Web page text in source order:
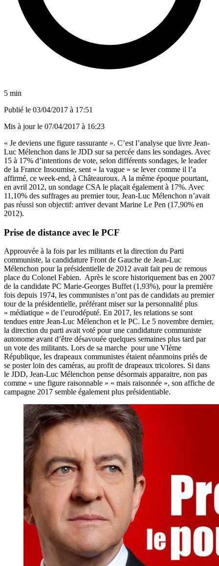
5 min
Publié le 03/04/2017 à 17:51
Mis à jour le 07/04/2017 à 16:23
« Je deviens une figure rassurante ». C’est l’analyse que livre Jean-
Luc Mélenchon dans le JDD sur sa percée dans les sondages. Avec
15 à 17% d’intentions de vote, selon différents sondages, le leader
de la France Insoumise, sent « la vague » se lever comme il l’a
affirmé, ce week-end, à Châteauroux. A la même époque pourtant,
en avril 2012, un sondage CSA le plaçait également à 17%. Avec
11,10% des suffrages au premier tour, Jean-Luc Mélenchon n’avait
pas réussi son objectif: arriver devant Marine Le Pen (17,90% en
2012).
Prise de distance avec le PCF
Approuvée à la fois par les militants et la direction du Parti
communiste, la candidature Front de Gauche de Jean-Luc
Mélenchon pour la présidentielle de 2012 avait fait peu de remous
place du Colonel Fabien. Après le score historiquement bas en 2007
de la candidate PC Marie-Georges Buffet (1,93%), pour la première
fois depuis 1974, les communistes n’ont pas de candidats au premier
tour de la présidentielle, préférant miser sur la personnalité plus
« médiatique » de l’eurodéputé. En 2017, les relations se sont
tendues entre Jean-Luc Mélenchon et le PC. Le 5 novembre dernier,
la direction du parti avait voté pour une candidature communiste
autonome avant d’être désavouée quelques semaines plus tard par
un vote des militants. Lors de sa marche pour une VIème
République, les drapeaux communistes étaient néanmoins priés de
se poster loin des caméras, au profit de drapeaux tricolores. Si dans
le JDD, Jean-Luc Mélenchon pense désormais apparaitre, non pas
comme « une figure raisonnable » « mais raisonnée », son affiche de
campagne 2017 semble également plus présidentiable.